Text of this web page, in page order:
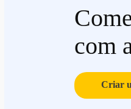
com
Criar